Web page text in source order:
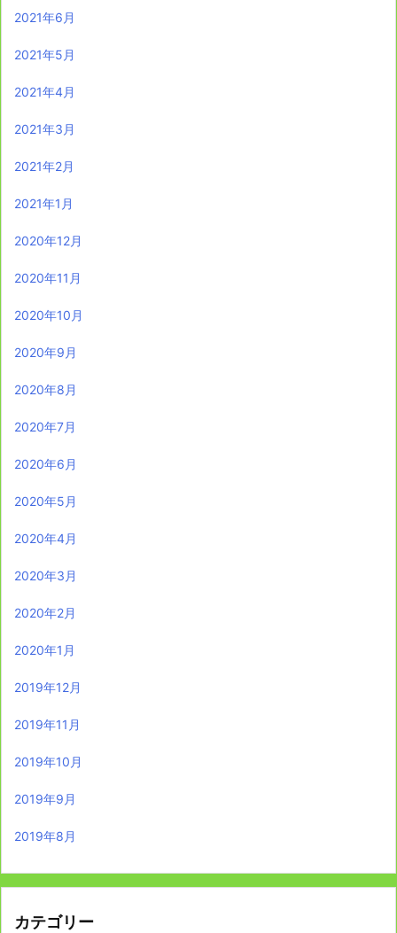
2021年6月
2021年5月
2021年4月
2021年3月
2021年2月
2021年1月
2020年12月
2020年11月
2020年10月
2020年9月
2020年8月
2020年7月
2020年6月
2020年5月
2020年4月
2020年3月
2020年2月
2020年1月
2019年12月
2019年11月
2019年10月
2019年9月
2019年8月
カテゴリー